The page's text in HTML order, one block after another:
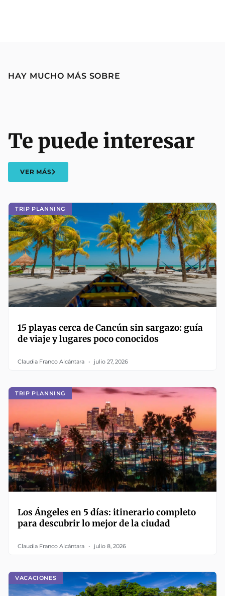
HAY MUCHO MÁS SOBRE
TRIP PLANNING
15 playas cerca de Cancún sin sargazo: guía
de viaje y lugares poco conocidos
Claudia Franco Alcántara julio 27, 2026
TRIP PLANNING
Los Ángeles en 5 días: itinerario completo
para descubrir lo mejor de la ciudad
Claudia Franco Alcántara julio 8, 2026
VACACIONES
Te puede interesar
VER MÁS